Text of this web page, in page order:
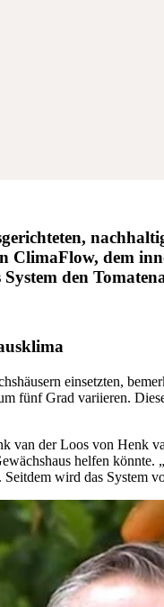
dem
den
einsetzten,
fünf Grad variieren.
van der Loos von Henk
helfen
wird das System